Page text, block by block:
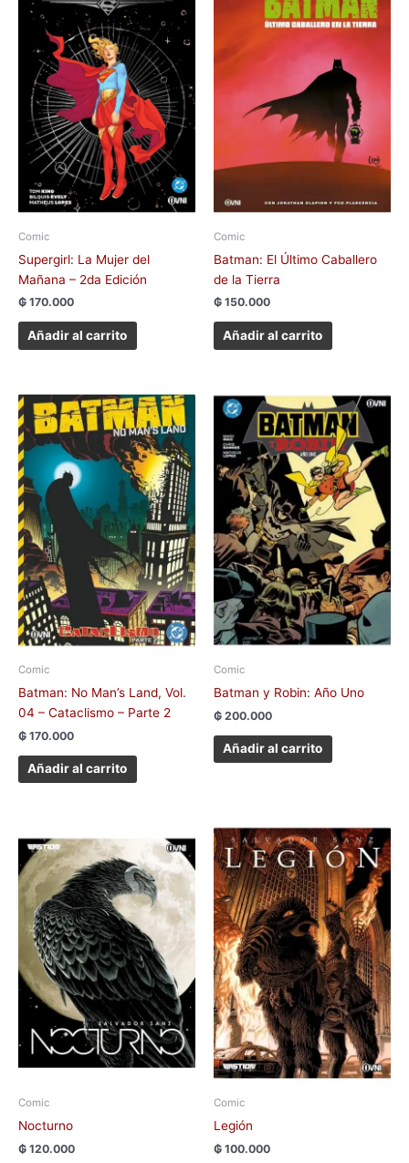
Comic
Supergirl: La Mujer del
Mañana – 2da Edición
₲ 170.000
Añadir al carrito
Comic
Batman: El Último Caballero
de la Tierra
₲ 150.000
Añadir al carrito
Comic
Batman: No Man’s Land, Vol.
04 – Cataclismo – Parte 2
₲ 170.000
Añadir al carrito
Comic
Batman y Robin: Año Uno
₲ 200.000
Añadir al carrito
Comic
Nocturno
₲ 120.000
Comic
Legión
₲ 100.000